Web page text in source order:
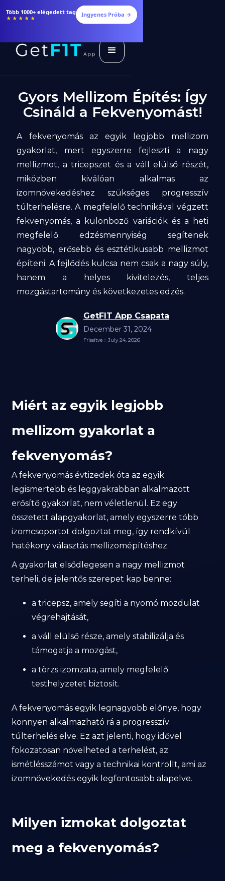
Több 1000+ elégedett tag
★★★★★ Ingyenes Próba →
Gyors Mellizom Építés: Így
Csináld a Fekvenyomást!
A fekvenyomás az egyik legjobb mellizom
gyakorlat, mert egyszerre fejleszti a nagy
mellizmot, a tricepszet és a váll elülső részét,
miközben kiválóan alkalmas az
izomnövekedéshez szükséges progresszív
túlterhelésre. A megfelelő technikával végzett
fekvenyomás, a különböző variációk és a heti
megfelelő edzésmennyiség segítenek
nagyobb, erősebb és esztétikusabb mellizmot
építeni. A fejlődés kulcsa nem csak a nagy súly,
hanem a helyes kivitelezés, teljes
mozgástartomány és következetes edzés.
GetFIT App Csapata
December 31, 2024
Frissítve : July 24, 2026
Miért az egyik legjobb
mellizom gyakorlat a
fekvenyomás?
A fekvenyomás évtizedek óta az egyik
legismertebb és leggyakrabban alkalmazott
erősítő gyakorlat, nem véletlenül. Ez egy
összetett alapgyakorlat, amely egyszerre több
izomcsoportot dolgoztat meg, így rendkívül
hatékony választás mellizomépítéshez.
A gyakorlat elsődlegesen a nagy mellizmot
terheli, de jelentős szerepet kap benne:
a tricepsz, amely segíti a nyomó mozdulat
végrehajtását,
a váll elülső része, amely stabilizálja és
támogatja a mozgást,
a törzs izomzata, amely megfelelő
testhelyzetet biztosít.
A fekvenyomás egyik legnagyobb előnye, hogy
könnyen alkalmazható rá a progresszív
túlterhelés elve. Ez azt jelenti, hogy idővel
fokozatosan növelheted a terhelést, az
ismétlésszámot vagy a technikai kontrollt, ami az
izomnövekedés egyik legfontosabb alapelve.
Milyen izmokat dolgoztat
meg a fekvenyomás?